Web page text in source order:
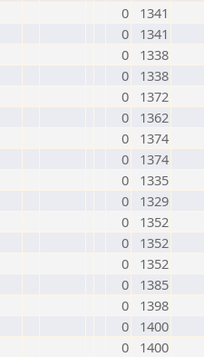
0
1341
0
1341
0
1338
0
1338
0
1372
0
1362
0
1374
0
1374
0
1335
0
1329
0
1352
0
1352
0
1352
0
1385
0
1398
0
1400
0
1400